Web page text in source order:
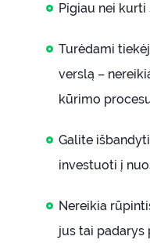
Pigiau nei
Turėdami
verslą –
kūrimo
Galite
investuoti į
Nereikia
jus tai padarys